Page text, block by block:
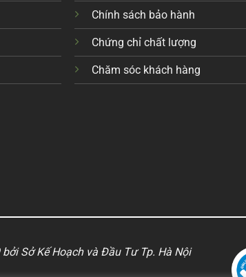
Chính sách bảo hành
Chứng chỉ chất lượng
Chăm sóc khách hàng
Sở Kế Hoạch và Đầu Tư Tp. Hà Nội